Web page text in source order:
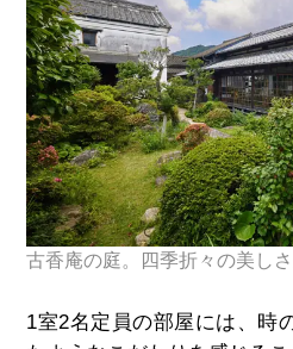
古香庵の庭。四季折々の美し
1室2名定員の部屋には、時